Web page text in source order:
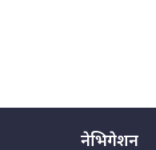
नेभिगेशन